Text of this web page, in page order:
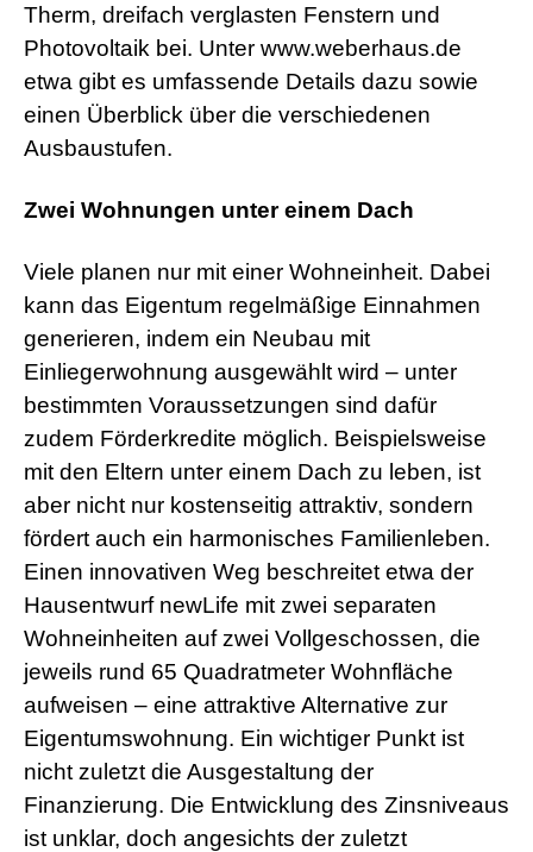
Therm, dreifach verglasten Fenstern und
Photovoltaik bei. Unter www.weberhaus.de
etwa gibt es umfassende Details dazu sowie
einen Überblick über die verschiedenen
Ausbaustufen.
Zwei Wohnungen unter einem Dach
Viele planen nur mit einer Wohneinheit. Dabei
kann das Eigentum regelmäßige Einnahmen
generieren, indem ein Neubau mit
Einliegerwohnung ausgewählt wird – unter
bestimmten Voraussetzungen sind dafür
zudem Förderkredite möglich. Beispielsweise
mit den Eltern unter einem Dach zu leben, ist
aber nicht nur kostenseitig attraktiv, sondern
fördert auch ein harmonisches Familienleben.
Einen innovativen Weg beschreitet etwa der
Hausentwurf newLife mit zwei separaten
Wohneinheiten auf zwei Vollgeschossen, die
jeweils rund 65 Quadratmeter Wohnfläche
aufweisen – eine attraktive Alternative zur
Eigentumswohnung. Ein wichtiger Punkt ist
nicht zuletzt die Ausgestaltung der
Finanzierung. Die Entwicklung des Zinsniveaus
ist unklar, doch angesichts der zuletzt